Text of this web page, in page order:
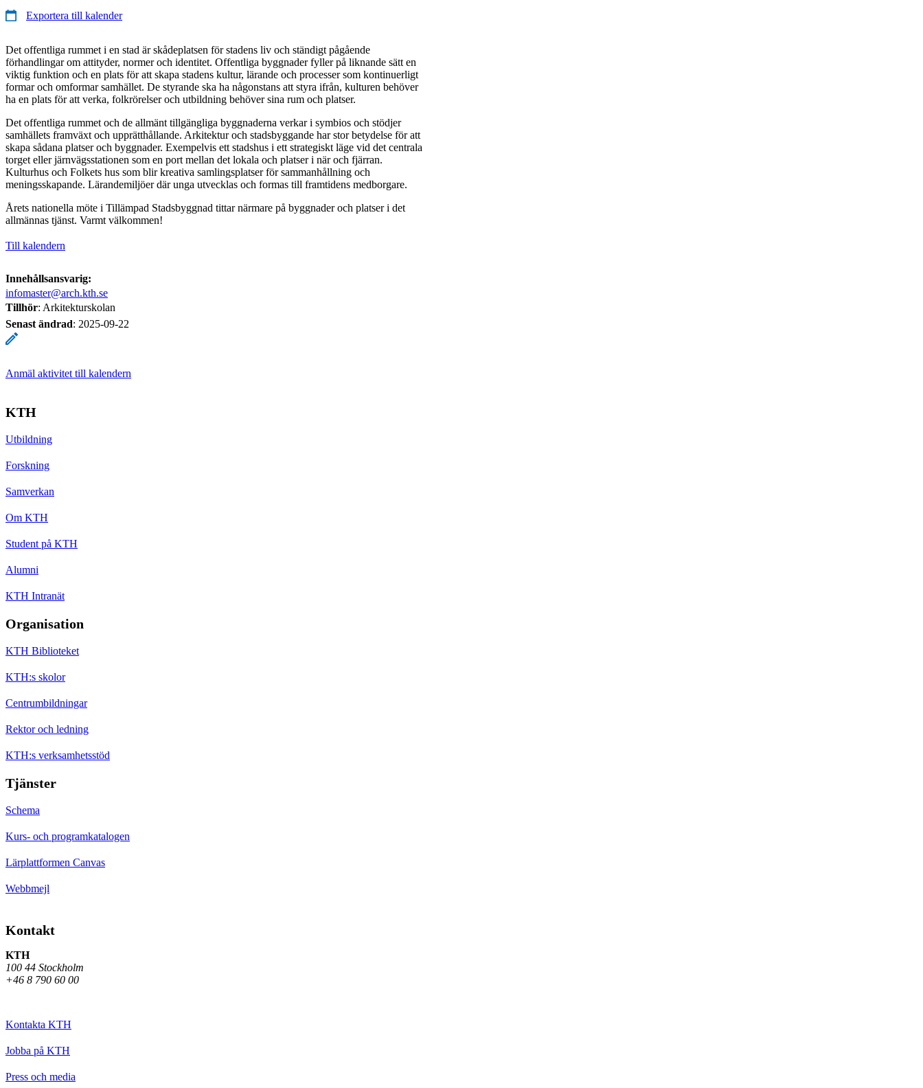
Exportera till kalender
Det offentliga rummet i en stad är skådeplatsen för stadens liv och ständigt pågående
förhandlingar om attityder, normer och identitet. Offentliga byggnader fyller på liknande sätt en
viktig funktion och en plats för att skapa stadens kultur, lärande och processer som kontinuerligt
formar och omformar samhället. De styrande ska ha någonstans att styra ifrån, kulturen behöver
ha en plats för att verka, folkrörelser och utbildning behöver sina rum och platser.
Det offentliga rummet och de allmänt tillgängliga byggnaderna verkar i symbios och stödjer
samhällets framväxt och upprätthållande. Arkitektur och stads­byggande har stor betydelse för att
skapa sådana platser och byggnader. Exempelvis ett stadshus i ett strategiskt läge vid det centrala
torget eller järnvägs­stationen som en port mellan det lokala och platser i när och fjärran.
Kulturhus och Folkets hus som blir kreativa samlingsplatser för sammanhållning och
meningsskapande. Lärandemiljöer där unga utvecklas och formas till framtidens medborgare.
Årets nationella möte i Tillämpad Stadsbyggnad tittar närmare på byggnader och platser i det
allmännas tjänst. Varmt välkommen!
Till kalendern
Innehållsansvarig:
infomaster@arch.kth.se
Tillhör: Arkitekturskolan
Senast ändrad: 2025-09-22
Anmäl aktivitet till kalendern
KTH
Utbildning
Forskning
Samverkan
Om KTH
Student på KTH
Alumni
KTH Intranät
Organisation
KTH Biblioteket
KTH:s skolor
Centrumbildningar
Rektor och ledning
KTH:s verksamhetsstöd
Tjänster
Schema
Kurs- och programkatalogen
Lärplattformen Canvas
Webbmejl
Kontakt
KTH
100 44 Stockholm
+46 8 790 60 00
Kontakta KTH
Jobba på KTH
Press och media